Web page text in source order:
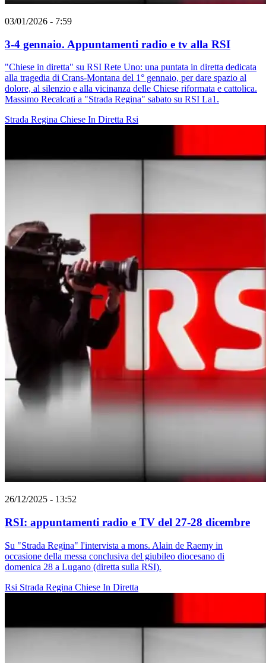
03/01/2026 - 7:59
3-4 gennaio. Appuntamenti radio e tv alla RSI
"Chiese in diretta" su RSI Rete Uno: una puntata in diretta dedicata
alla tragedia di Crans-Montana del 1° gennaio, per dare spazio al
dolore, al silenzio e alla vicinanza delle Chiese riformata e cattolica.
Massimo Recalcati a "Strada Regina" sabato su RSI La1.
Strada Regina Chiese In Diretta Rsi
26/12/2025 - 13:52
RSI: appuntamenti radio e TV del 27-28 dicembre
Su "Strada Regina" l'intervista a mons. Alain de Raemy in
occasione della messa conclusiva del giubileo diocesano di
domenica 28 a Lugano (diretta sulla RSI).
Rsi Strada Regina Chiese In Diretta